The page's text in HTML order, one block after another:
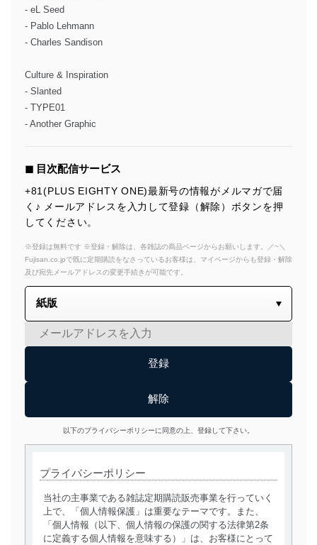
- eL Seed
- Pablo Lehmann
- Charles Sandison
Culture & Inspiration
- Slanted
- TYPE01
- Another Graphic
◼︎ 目次配信サービス
+81(PLUS EIGHTY ONE)最新号の情報がメルマガで届
く♪ メールアドレスを入力して登録（解除）ボタンを押
してください。
※登録は無料です ※登録・解除は、各雑誌の商品ページからお願いします。／~＼
Fujisan.co.jpで既に定期購読をなさっているお客様は、マイページからも登録・解除
及び宛先メールアドレスの変更手続きが可能です。
以下のプライバシーポリシーに同意の上、登録して下さい。
プライバシーポリシー
当社の主事業である雑誌定期購読販売事業を行っていく
上で、「個人情報保護」は重要なテーマです。また、
「個人情報（以下、個人情報の保護の関する法律第2条
に定義する個人情報を意味する）」は、お客様にとって